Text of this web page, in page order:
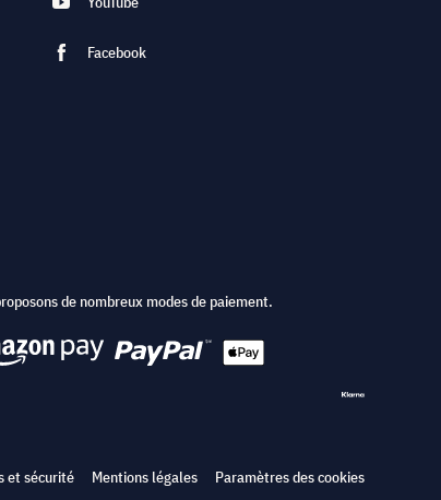
Facebook
de nombreux modes de paiement.
et sécurité Mentions légales
Paramètres des cookies